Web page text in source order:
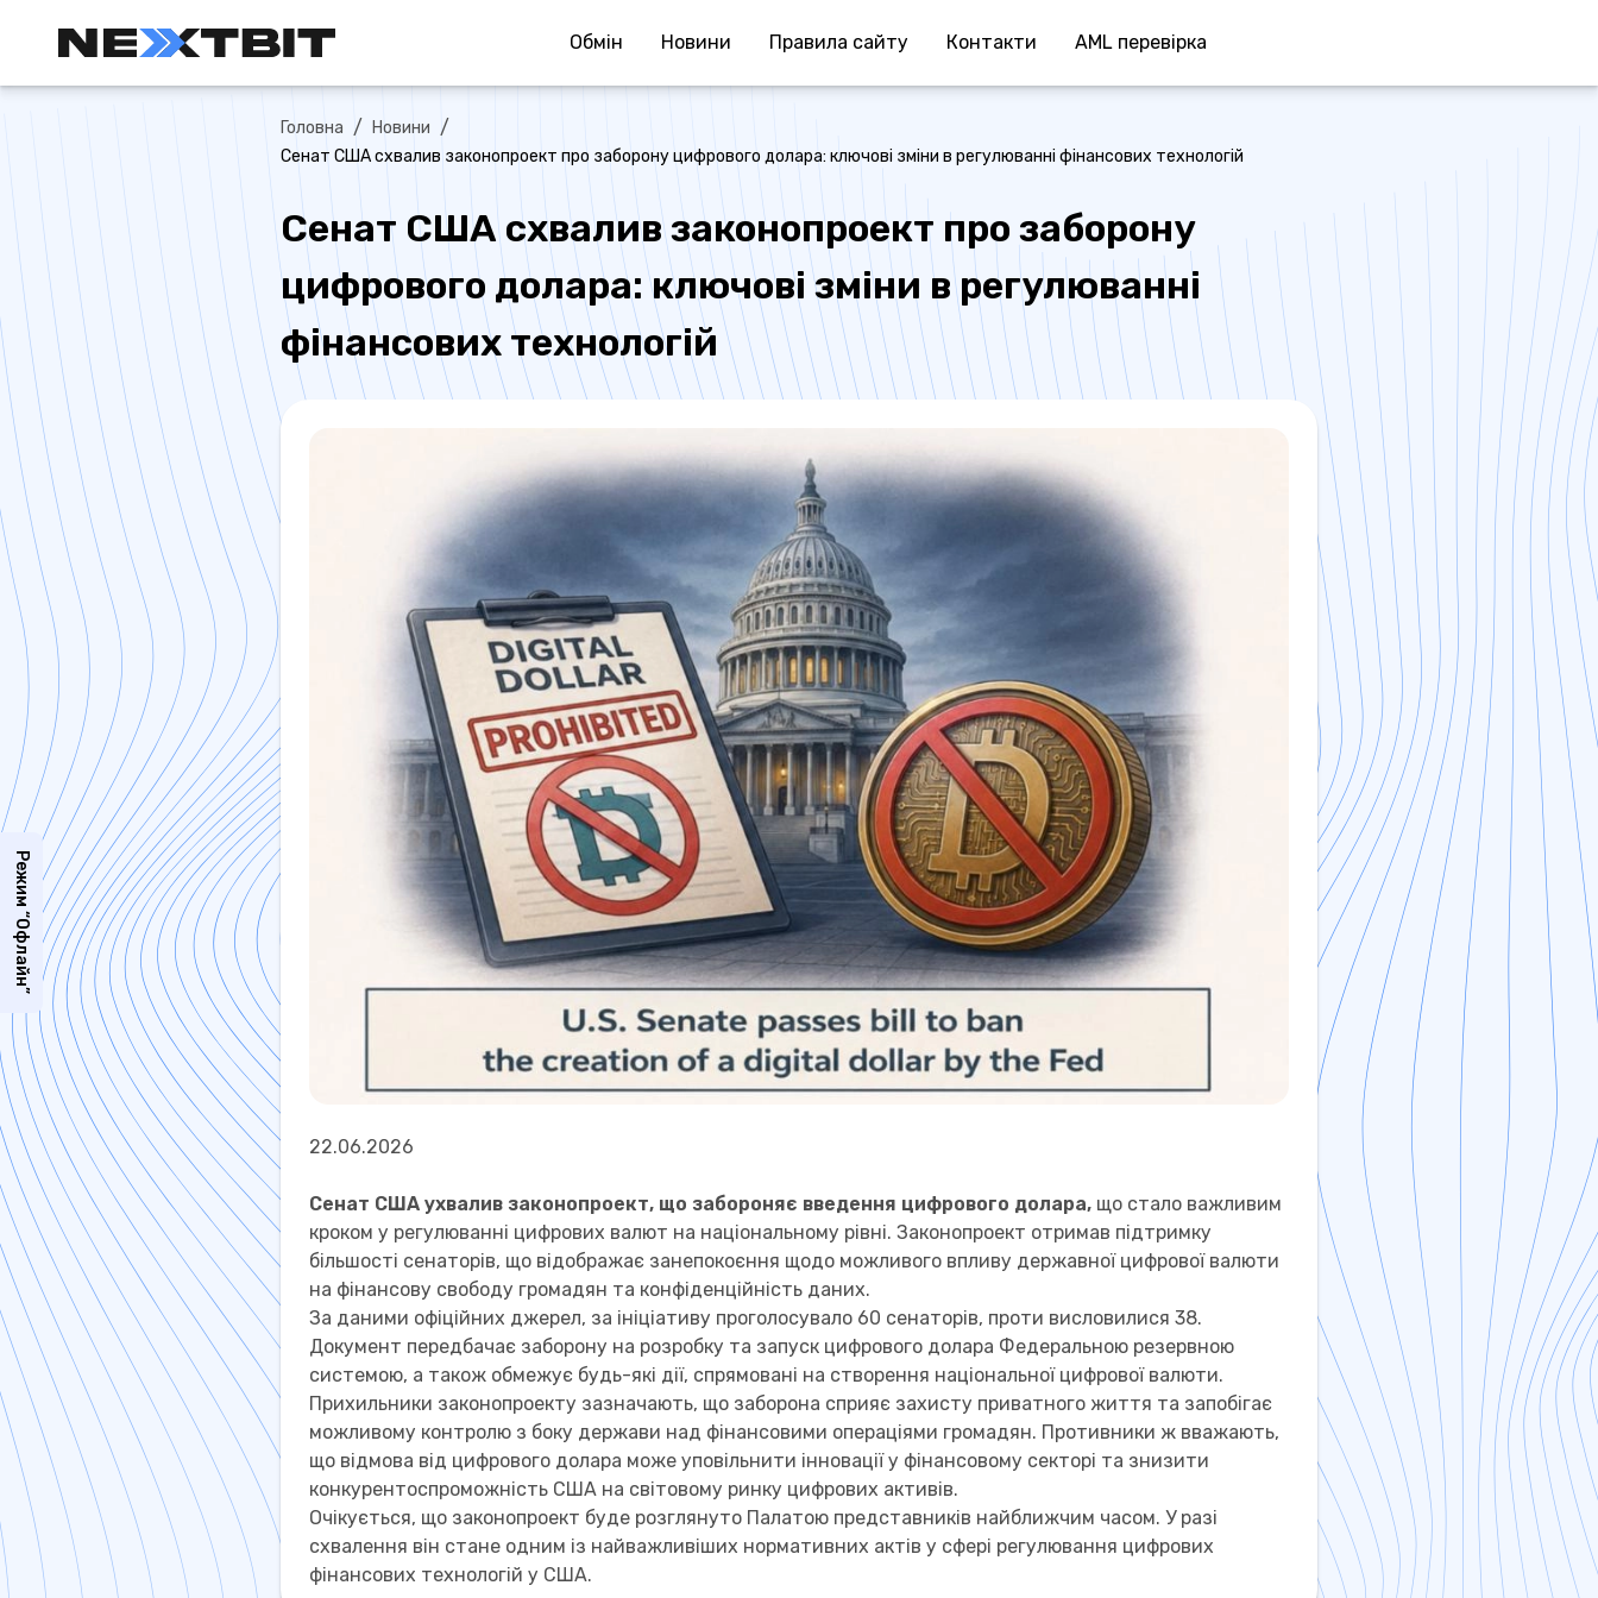
Обмiн Новини Правила сайту Контакти AML перевірка
Головна / Новини /
Сенат США схвалив законопроект про заборону цифрового долара: ключові зміни в регулюванні фінансових технологій
Сенат США схвалив законопроект про заборону
цифрового долара: ключові зміни в регулюванні
фінансових технологій
22.06.2026
Сенат США ухвалив законопроект, що забороняє введення цифрового долара, що стало важливим
кроком у регулюванні цифрових валют на національному рівні. Законопроект отримав підтримку
більшості сенаторів, що відображає занепокоєння щодо можливого впливу державної цифрової валюти
на фінансову свободу громадян та конфіденційність даних.
За даними офіційних джерел, за ініціативу проголосувало 60 сенаторів, проти висловилися 38.
Документ передбачає заборону на розробку та запуск цифрового долара Федеральною резервною
системою, а також обмежує будь-які дії, спрямовані на створення національної цифрової валюти.
Прихильники законопроекту зазначають, що заборона сприяє захисту приватного життя та запобігає
можливому контролю з боку держави над фінансовими операціями громадян. Противники ж вважають,
що відмова від цифрового долара може уповільнити інновації у фінансовому секторі та знизити
конкурентоспроможність США на світовому ринку цифрових активів.
Очікується, що законопроект буде розглянуто Палатою представників найближчим часом. У разі
схвалення він стане одним із найважливіших нормативних актів у сфері регулювання цифрових
фінансових технологій у США.
Режим “Офлайн”